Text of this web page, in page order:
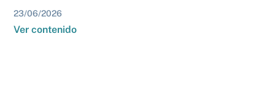
23/06/2026
Ver contenido